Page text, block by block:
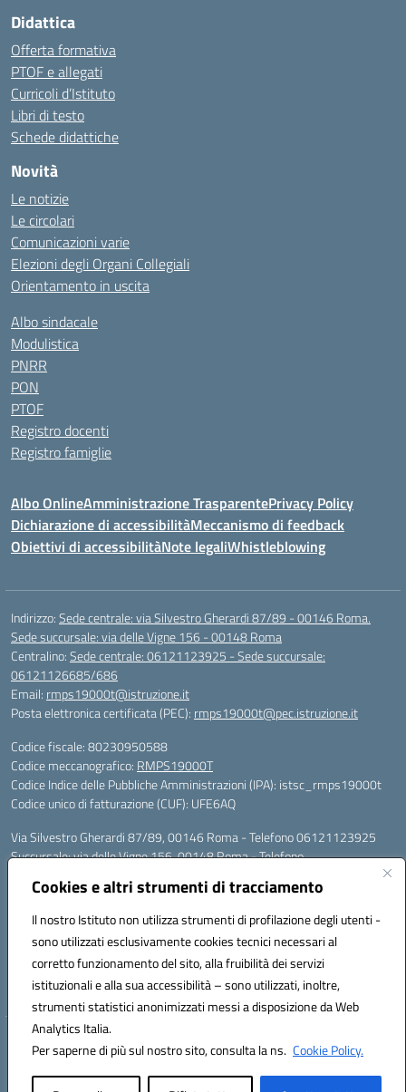
Cookies e altri strumenti di tracciamento
Il nostro Istituto non utilizza strumenti di profilazione degli utenti -
sono utilizzati esclusivamente cookies tecnici necessari al
corretto funzionamento del sito, alla fruibilità dei servizi
istituzionali e alla sua accessibilità – sono utilizzati, inoltre,
strumenti statistici anonimizzati messi a disposizione da Web
Analytics Italia.
Per saperne di più sul nostro sito, consulta la ns. Cookie Policy.
Didattica
Offerta formativa
PTOF e allegati
Curricoli d’Istituto
Libri di testo
Schede didattiche
Novità
Le notizie
Le circolari
Comunicazioni varie
Elezioni degli Organi Collegiali
Orientamento in uscita
Albo sindacale
Modulistica
PNRR
PON
PTOF
Registro docenti
Registro famiglie
Albo OnlineAmministrazione TrasparentePrivacy Policy
Dichiarazione di accessibilitàMeccanismo di feedback
Obiettivi di accessibilitàNote legaliWhistleblowing
Indirizzo:Sede centrale: via Silvestro Gherardi 87/89 - 00146 Roma.
Sede succursale: via delle Vigne 156 - 00148 Roma
Centralino:Sede centrale: 06121123925 - Sede succursale:
06121126685/686
Email: rmps19000t@istruzione.it
Posta elettronica certificata (PEC): rmps19000t@pec.istruzione.it
Codice fiscale: 80230950588
Codice meccanografico: RMPS19000T
Codice Indice delle Pubbliche Amministrazioni (IPA): istsc_rmps19000t
Codice unico di fatturazione (CUF): UFE6AQ
Via Silvestro Gherardi 87/89, 00146 Roma - Telefono 06121123925
Succursale: via delle Vigne 156, 00148 Roma - Telefono
Mail: rmps19000t@istruzione.it - PEC: rmps19000t@pec.istruzione.it
Per contatti con il Dirigente Scolastico, utilizzare esclusivamente
Codice univoco ufficio: UFE6AQ
Codice meccanografico: RMPS19000T
Codice fiscale: 80230950588
Hosting & Powered by 3D Solution S.r.l.
Concept & Design by Designers Italia